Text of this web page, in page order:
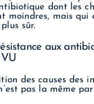
dont les
moindres, mais qui
sûr.
aux
des causes des
pas la même